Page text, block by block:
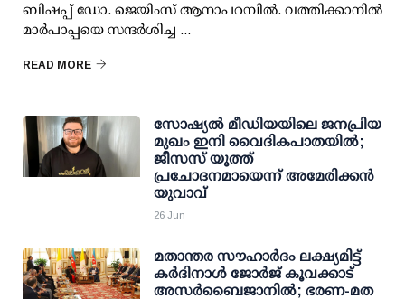
ബിഷപ്പ് ഡോ. ജെയിംസ് ആനാപറമ്പിൽ. വത്തിക്കാനിൽ
മാർപാപ്പയെ സന്ദർശിച്ച ...
READ MORE
സോഷ്യൽ മീഡിയയിലെ ജനപ്രിയ
മുഖം ഇനി വൈദികപാതയിൽ;
ജീസസ് യൂത്ത്
പ്രചോദനമായെന്ന് അമേരിക്കൻ
യുവാവ്
26 Jun
മതാന്തര സൗഹാർദം ലക്ഷ്യമിട്ട്
കർദിനാൾ ജോർജ് കൂവക്കാട്
അസർബൈജാനിൽ; ഭരണ-മത